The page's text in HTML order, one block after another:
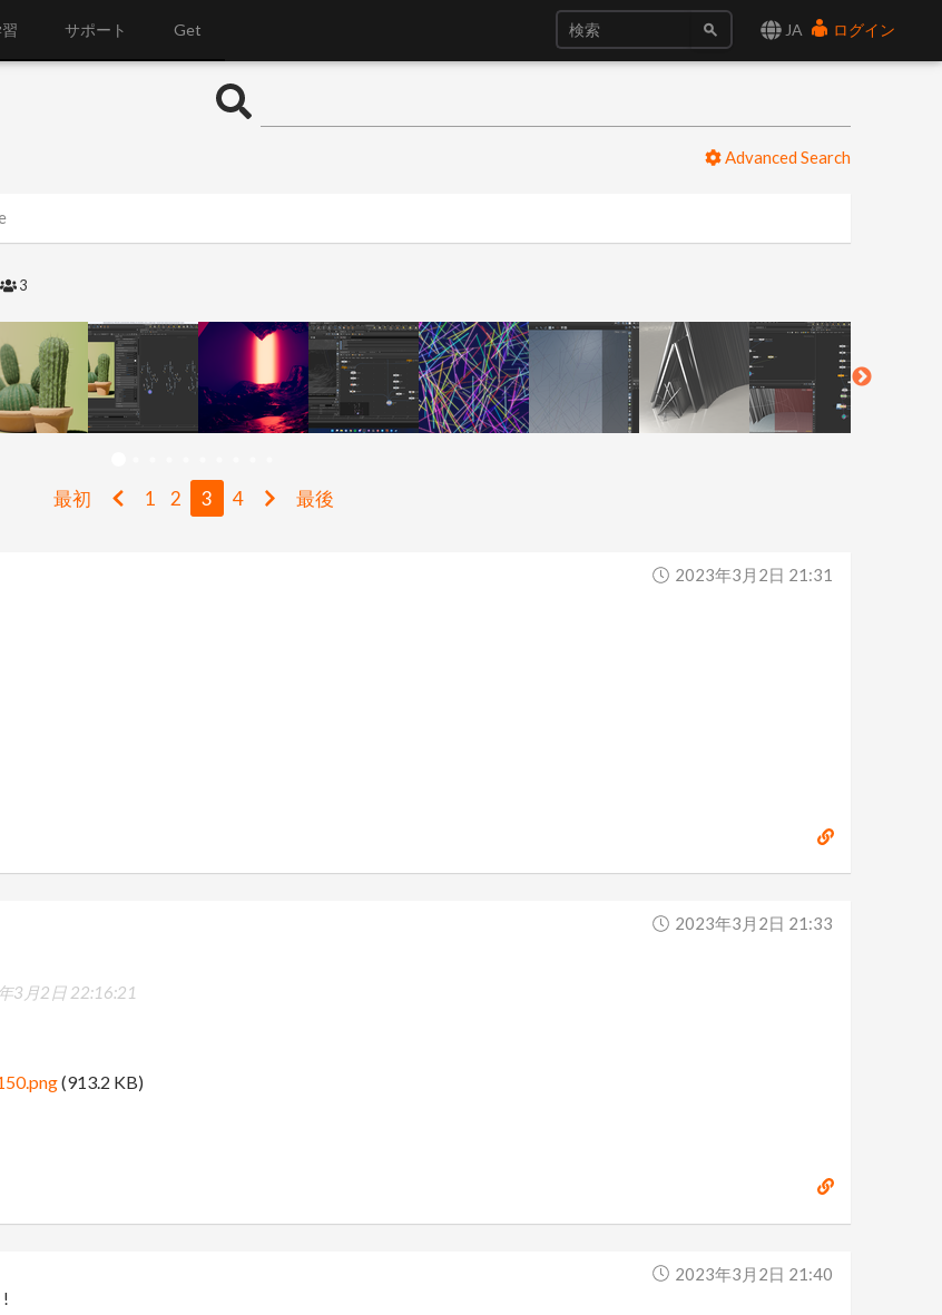
JA ログイン
サポート Get
Advanced Search
3
最初 1 2 3 4 最後
2023年3月2日 21:31
2023年3月2日 21:33
3月2日 22:16:21
(913.2 KB)
2023年3月2日 21:40